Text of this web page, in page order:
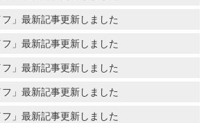
フ」最新記事更新しました
フ」最新記事更新しました
フ」最新記事更新しました
フ」最新記事更新しました
フ」最新記事更新しました